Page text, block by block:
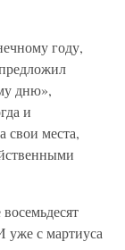
году,
дню»,
и
свои места,
уже с мартиуса